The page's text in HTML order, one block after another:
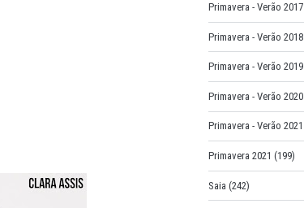
Primavera - Verão 2017
Primavera - Verão 2018
Primavera - Verão 2019
Primavera - Verão 2020
Primavera - Verão 2021
Primavera 2021 (199)
Saia (242)